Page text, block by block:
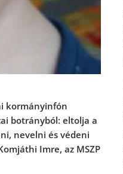
kormányinfón
botrányból: eltolja a
nevelni és védeni
Imre, az MSZP